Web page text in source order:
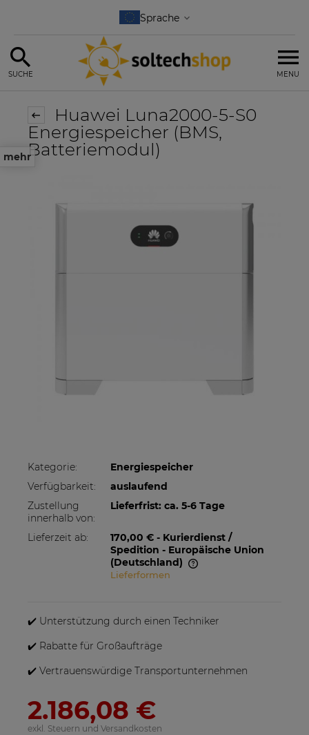
MENU
SUCHE
mehr
Huawei Luna2000-5-S0
Energiespeicher (BMS,
Batteriemodul)
Kategorie:
Energiespeicher
Verfügbarkeit:
auslaufend
Zustellung
innerhalb von:
Lieferfrist: ca. 5-6 Tage
Lieferzeit ab: 170,00 € - Kurierdienst /
Spedition - Europäische Union
(Deutschland)
Im Preis sind etwaige Zahlungskosten nicht
Lieferformen
✔️ Unterstützung durch einen Techniker
✔️ Rabatte für Großaufträge
✔️ Vertrauenswürdige Transportunternehmen
2.186,08 €
exkl. Steuern und Versandkosten